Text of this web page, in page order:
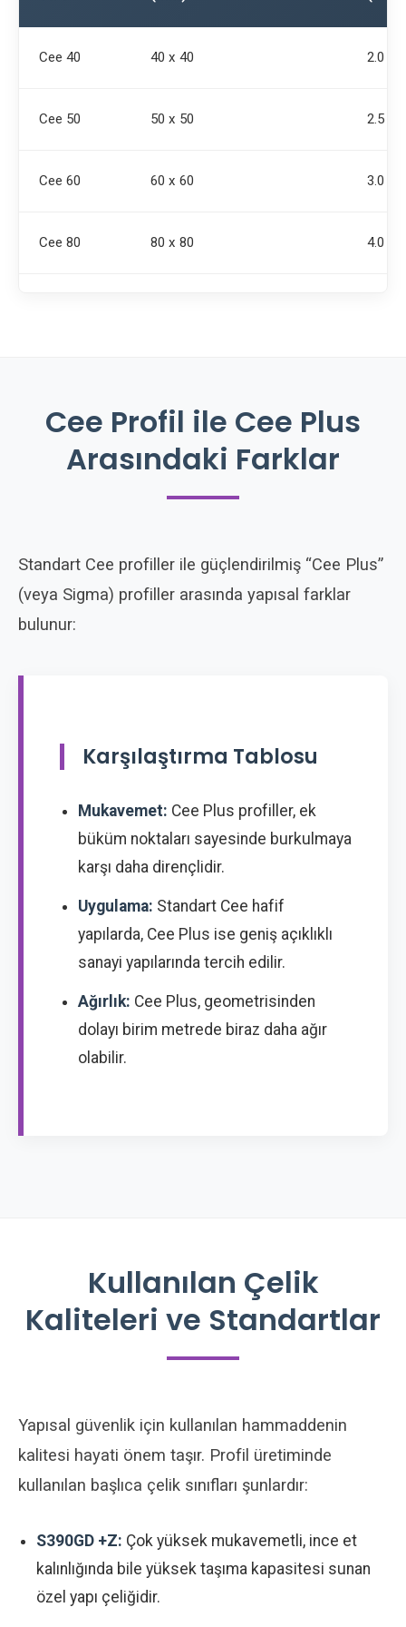
Cee 40 40 x 40 2.0
Cee 50 50 x 50 2.5
Cee 60 60 x 60 3.0
Cee 80 80 x 80 4.0
Cee Profil ile Cee Plus
Arasındaki Farklar
Standart Cee profiller ile güçlendirilmiş “Cee Plus”
(veya Sigma) profiller arasında yapısal farklar
bulunur:
Karşılaştırma Tablosu
Mukavemet: Cee Plus profiller, ek
büküm noktaları sayesinde burkulmaya
karşı daha dirençlidir.
Uygulama: Standart Cee hafif
yapılarda, Cee Plus ise geniş açıklıklı
sanayi yapılarında tercih edilir.
Ağırlık: Cee Plus, geometrisinden
dolayı birim metrede biraz daha ağır
olabilir.
Kullanılan Çelik
Kaliteleri ve Standartlar
Yapısal güvenlik için kullanılan hammaddenin
kalitesi hayati önem taşır. Profil üretiminde
kullanılan başlıca çelik sınıfları şunlardır:
S390GD +Z: Çok yüksek mukavemetli, ince et
kalınlığında bile yüksek taşıma kapasitesi sunan
özel yapı çeliğidir.